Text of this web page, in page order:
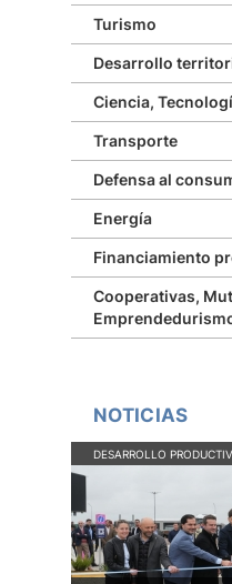
Turismo
Desarrollo
Ciencia,
Transporte
Defensa al
Energía
Financiamiento
Cooperativas,
NOTICIAS
DESARROLLO